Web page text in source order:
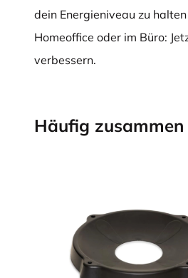
dein Energieniveau zu
Homeoffice oder im Büro:
verbessern.
Häufig